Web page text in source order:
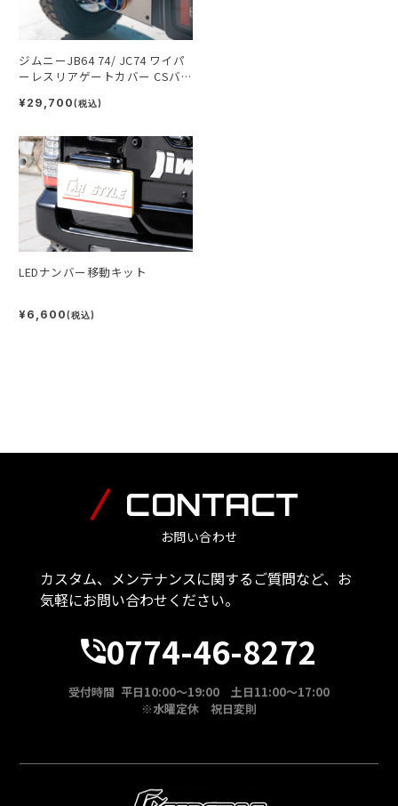
ジムニーJB64 74/ JC74 ワイパ
ーレスリアゲートカバー CSバ
¥29,700(税込)
LEDナンバー移動キット
¥6,600(税込)
CONTACT
お問い合わせ
カスタム、メンテナンスに関するご質問など、お
気軽にお問い合わせください。
0774-46-8272
受付時間 平日10:00～19:00 土日11:00～17:00
※水曜定休 祝日変則